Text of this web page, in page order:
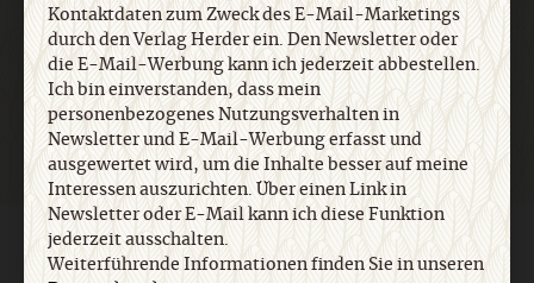
Jetzt anmelden
AGB und Widerrufsbelehrung
Impressum
Kontaktdaten zum Zweck des E-Mail-Marketings
durch den Verlag Herder ein. Den Newsletter oder
die E-Mail-Werbung kann ich jederzeit abbestellen.
Ich bin einverstanden, dass mein
personenbezogenes Nutzungsverhalten in
Newsletter und E-Mail-Werbung erfasst und
ausgewertet wird, um die Inhalte besser auf meine
Interessen auszurichten. Über einen Link in
Newsletter oder E-Mail kann ich diese Funktion
jederzeit ausschalten.
Weiterführende Informationen finden Sie in unseren